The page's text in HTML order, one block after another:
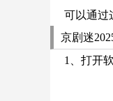
可以通过
京剧迷
1、打开